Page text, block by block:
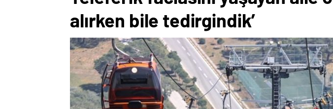
alırken bile tedirgindik’